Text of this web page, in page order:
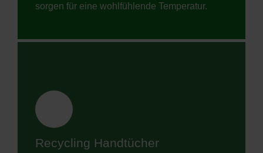
sorgen für eine wohlfühlende Temperatur.
Recycling Handtücher